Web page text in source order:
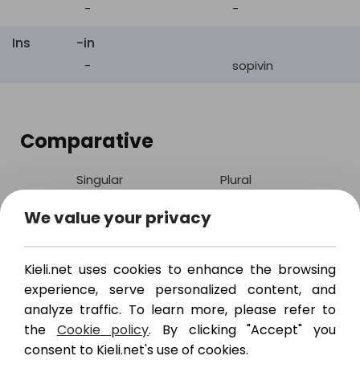
kädeltä,
uskottava
becoming
pukeva,sopiva
alright
luotettava,terve,
sopiva
done
tehty valmis ,kypsä,
loppunut,uupunut,
sopiva
- -
Ins -in
- sopivin
Comparative
Singular Plural
sopivempi /
sopivampi
sopivammat
sopivempaa /
sopivampaa
sopivempia /
sopivampia
Gen -n
We value your privacy
Kieli.net uses cookies to enhance the browsing
experience, serve personalized content, and
analyze traffic. To learn more, please refer to
the Cookie policy. By clicking "Accept" you
consent to Kieli.net's use of cookies.